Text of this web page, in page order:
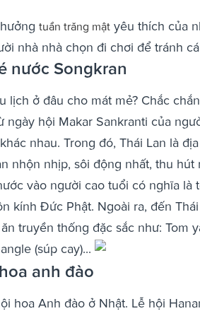
tuần trăng mật yêu thích của
nhà nhà chọn đi chơi để tránh
nước Songkran
lịch ở đâu cho mát mẻ? Chắc
hội Makar Sankranti của
nhau. Trong đó, Thái Lan là
nhộn nhịp, sôi động nhất, thu
vào người cao tuổi có nghĩa
kính Đức Phật. Ngoài ra, đến
truyền thống đặc sắc như: Tom
(súp cay)...
anh đào
hoa Anh đào ở Nhật. Lễ hội